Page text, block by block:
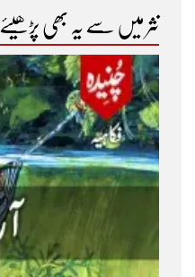
نثر میں سے یہ بھی پڑھیئے